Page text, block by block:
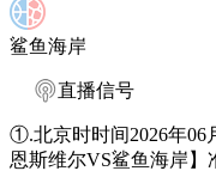
鲨鱼海岸
直播信号
①.北京时时间2026年06
恩斯维尔VS鲨鱼海岸】